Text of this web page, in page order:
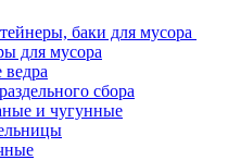
баки для мусора
для мусора
сбора
и чугунные